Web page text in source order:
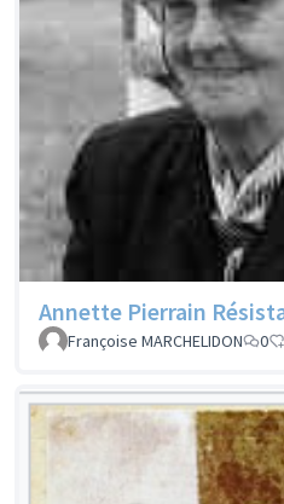
Annette Pierrain
Françoise MARCHELIDON 0